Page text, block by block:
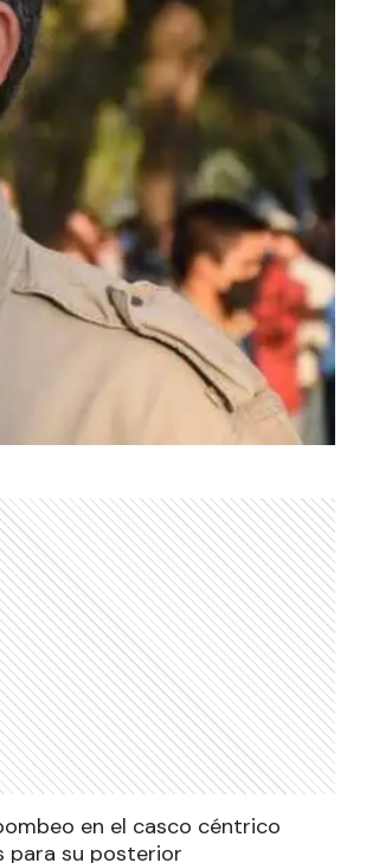
en el casco céntrico
para su posterior